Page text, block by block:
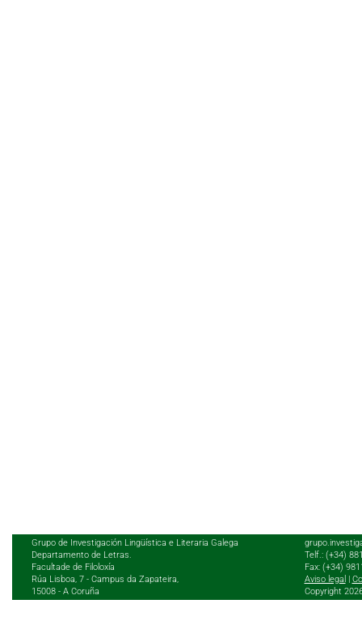
Grupo de Investigación Lingüística e Literaria Galega
Departamento de Letras.
Facultade de Filoloxía
Rúa Lisboa, 7 - Campus da Zapateira,
15008 - A Coruña
Telf.: (+34)
Fax: (+34)
Aviso legal
Copyright